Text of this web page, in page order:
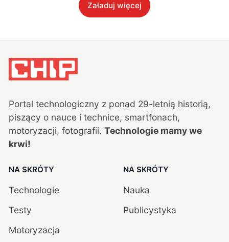
Załaduj więcej
Portal technologiczny z ponad 29-letnią historią,
piszący o nauce i technice, smartfonach,
motoryzacji, fotografii. Technologie mamy we
krwi!
NA SKRÓTY
Technologie
Testy
Motoryzacja
NA SKRÓTY
Nauka
Publicystyka